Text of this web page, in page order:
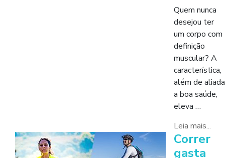
Quem nunca
desejou ter
um corpo com
definição
muscular? A
característica,
além de aliada
a boa saúde,
eleva …
Leia mais...
Correr
gasta